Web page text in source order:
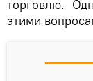
торговлю.
этими